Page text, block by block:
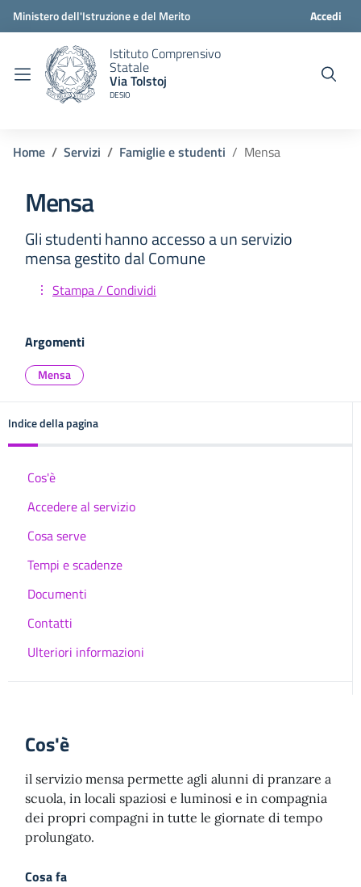
Ministero dell'Istruzione e del Merito Accedi
Istituto Comprensivo
Statale
Via Tolstoj
DESIO
Home Servizi Famiglie e studenti Mensa
Mensa
Gli studenti hanno accesso a un servizio
mensa gestito dal Comune
Stampa / Condividi
Argomenti
Mensa
Indice della pagina
Cos'è
Accedere al servizio
Cosa serve
Tempi e scadenze
Documenti
Contatti
Ulteriori informazioni
Cos'è
il servizio mensa permette agli alunni di pranzare a
scuola, in locali spaziosi e luminosi e in compagnia
dei propri compagni in tutte le giornate di tempo
prolungato.
Cosa fa